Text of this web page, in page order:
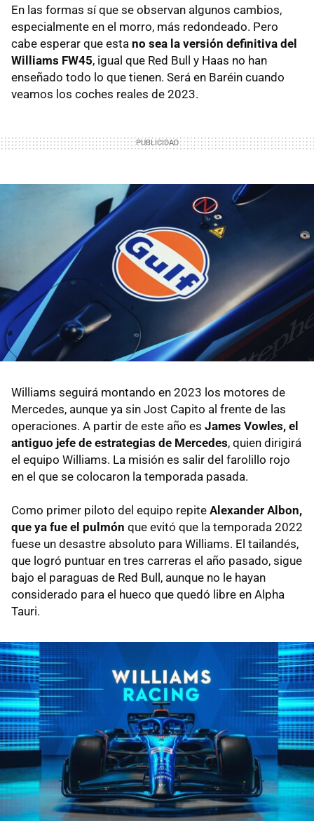
En las formas sí que se observan algunos cambios,
especialmente en el morro, más redondeado. Pero
cabe esperar que esta no sea la versión definitiva del
Williams FW45, igual que Red Bull y Haas no han
enseñado todo lo que tienen. Será en Baréin cuando
veamos los coches reales de 2023.
Williams seguirá montando en 2023 los motores de
Mercedes, aunque ya sin Jost Capito al frente de las
operaciones. A partir de este año es James Vowles, el
antiguo jefe de estrategias de Mercedes, quien dirigirá
el equipo Williams. La misión es salir del farolillo rojo
en el que se colocaron la temporada pasada.
Como primer piloto del equipo repite Alexander Albon,
que ya fue el pulmón que evitó que la temporada 2022
fuese un desastre absoluto para Williams. El tailandés,
que logró puntuar en tres carreras el año pasado, sigue
bajo el paraguas de Red Bull, aunque no le hayan
considerado para el hueco que quedó libre en Alpha
Tauri.